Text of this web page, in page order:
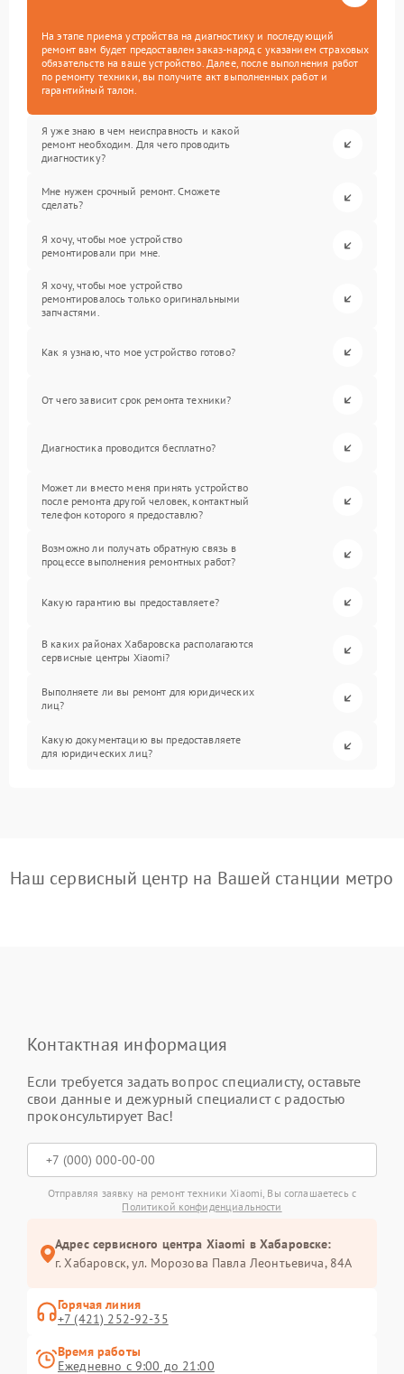
На этапе приема устройства на диагностику и последующий
ремонт вам будет предоставлен заказ-наряд с указанием страховых
обязательств на ваше устройство. Далее, после выполнения работ
по ремонту техники, вы получите акт выполненных работ и
гарантийный талон.
Я уже знаю в чем неисправность и какой
ремонт необходим. Для чего проводить
диагностику?
Мне нужен срочный ремонт. Сможете
сделать?
Я хочу, чтобы мое устройство
ремонтировали при мне.
Я хочу, чтобы мое устройство
ремонтировалось только оригинальными
запчастями.
Как я узнаю, что мое устройство готово?
От чего зависит срок ремонта техники?
Диагностика проводится бесплатно?
Может ли вместо меня принять устройство
после ремонта другой человек, контактный
телефон которого я предоставлю?
Возможно ли получать обратную связь в
процессе выполнения ремонтных работ?
Какую гарантию вы предоставляете?
В каких районах Хабаровска располагаются
сервисные центры Xiaomi?
Выполняете ли вы ремонт для юридических
лиц?
Какую документацию вы предоставляете
для юридических лиц?
Наш сервисный центр на Вашей станции метро
Контактная информация
Если требуется задать вопрос специалисту, оставьте
свои данные и дежурный специалист с радостью
проконсультирует Вас!
Отправляя заявку на ремонт техники Xiaomi, Вы соглашаетесь с
Политикой конфиденциальности
Адрес сервисного центра Xiaomi в Хабаровске:
г. Хабаровск, ул. Морозова Павла Леонтьевича, 84А
Горячая линия
+7 (421) 252-92-35
Время работы
Ежедневно с 9:00 до 21:00